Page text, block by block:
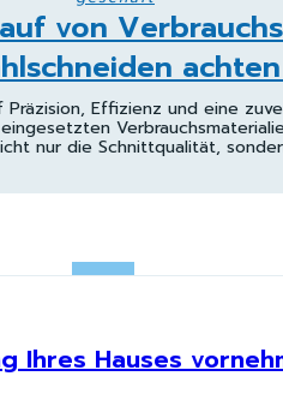
von
Effizienz und eine
nur die Schnittqualität,
Ihres Hauses